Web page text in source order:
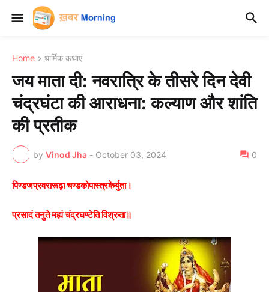
Home धार्मिक कथाएं
जय माता दी: नवरात्रि के तीसरे दिन देवी
चंद्रघंटा की आराधना: कल्याण और शांति
की प्रतीक
by Vinod Jha - October 03, 2024 0
पिण्डजप्रवरारूढ़ा चण्डकोपास्त्रकेर्युता।
प्रसादं तनुते मह्यं चंद्रघण्टेति विश्रुता॥